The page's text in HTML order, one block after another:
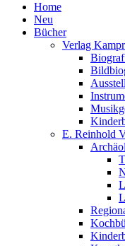
Home
Neu
Bücher
Verlag
E. Reinhold